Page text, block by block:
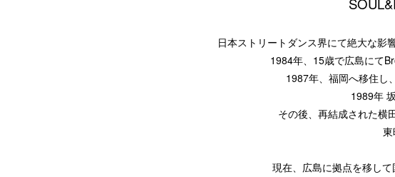
日本ストリートダンス界にて絶大な影
1984年、15歳で広島にて
1987年、福岡へ移住し
1989年
その後、再結成された横
東
現在、広島に拠点を移し